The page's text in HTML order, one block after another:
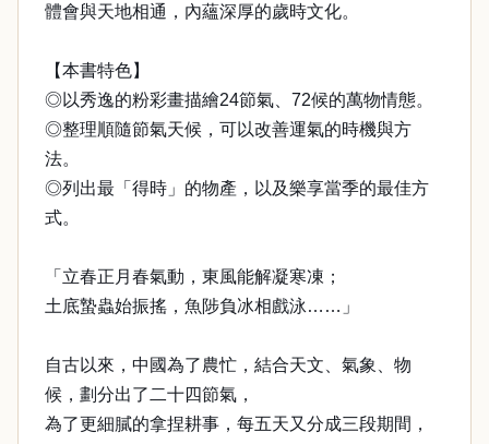
體會與天地相通，內蘊深厚的歲時文化。
【本書特色】
◎以秀逸的粉彩畫描繪24節氣、72候的萬物情態。
◎整理順隨節氣天候，可以改善運氣的時機與方
法。
◎列出最「得時」的物產，以及樂享當季的最佳方
式。
「立春正月春氣動，東風能解凝寒凍；
土底蟄蟲始振搖，魚陟負冰相戲泳……」
自古以來，中國為了農忙，結合天文、氣象、物
候，劃分出了二十四節氣，
為了更細膩的拿捏耕事，每五天又分成三段期間，